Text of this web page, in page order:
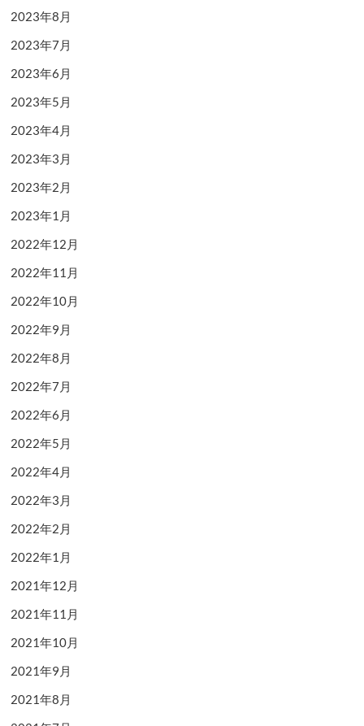
2023年8月
2023年7月
2023年6月
2023年5月
2023年4月
2023年3月
2023年2月
2023年1月
2022年12月
2022年11月
2022年10月
2022年9月
2022年8月
2022年7月
2022年6月
2022年5月
2022年4月
2022年3月
2022年2月
2022年1月
2021年12月
2021年11月
2021年10月
2021年9月
2021年8月